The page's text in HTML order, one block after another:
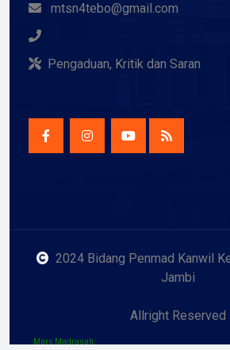
mtsn4tebo@gmail.com
Pengaduan, Kritik dan Saran
2024 Bidang Penmad Kanwil
Jambi
Allright Reserved
Mars Madrasah